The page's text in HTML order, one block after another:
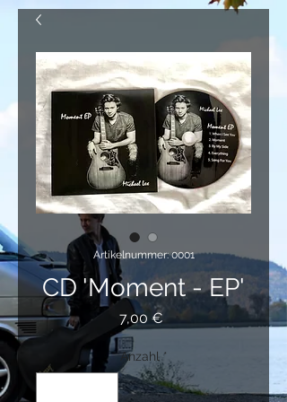
Artikelnummer: 0001
CD 'Moment - EP'
7,00 €Preis
Anzahl *